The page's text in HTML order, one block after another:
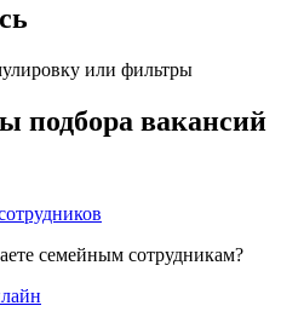
или фильтры
подбора вакансий
семейным сотрудникам?